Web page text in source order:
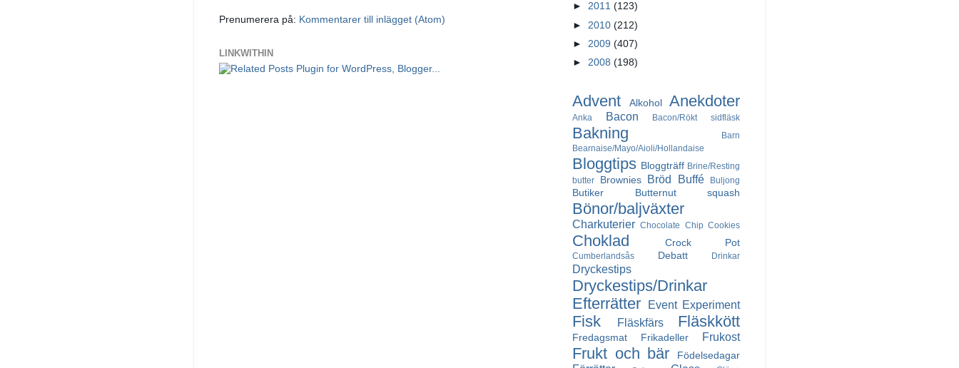
Prenumerera på: Kommentarer till inlägget (Atom)
LINKWITHIN
► 2011 (123)
► 2010 (212)
► 2009 (407)
► 2008 (198)
Advent Alkohol Anekdoter
Anka Bacon Bacon/Rökt sidfläsk
Bakning
Barn
Bearnaise/Mayo/Aioli/Hollandaise
Bloggtips Bloggträff Brine/Resting
butter
Brownies Bröd Buffé Buljong
Butiker Butternut squash
Bönor/baljväxter
Charkuterier Chocolate Chip Cookies
Choklad Crock Pot
Cumberlandsås Debatt Drinkar
Dryckestips
Dryckestips/Drinkar
Efterrätter
Event Experiment
Fisk Fläskfärs Fläskkött
Fredagsmat Frikadeller Frukost
Frukt och bär Födelsedagar